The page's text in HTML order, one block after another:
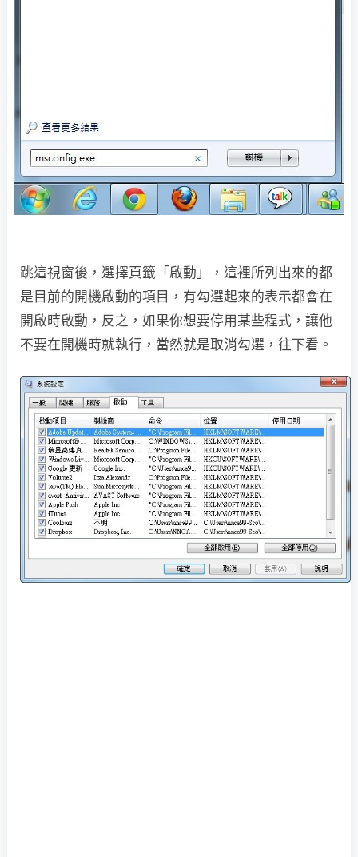
跳這視窗後，選擇頁籤「啟動」，這裡所列出來的都
是目前的開機啟動的項目，有勾選起來的表示都會在
開啟時啟動，反之，如果你想要停用某些程式，讓他
不要在開機時就執行，當然就是取消勾選，往下看。